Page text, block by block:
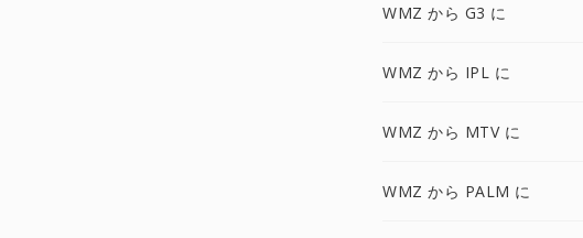
WMZ から G3 に
WMZ から IPL に
WMZ から MTV に
WMZ から PALM に